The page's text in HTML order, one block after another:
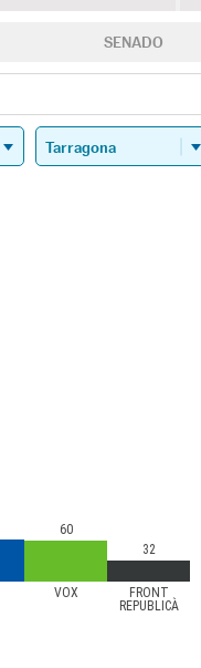
SENADO
VOX
FRONT
REPUBLICÀ
60
32